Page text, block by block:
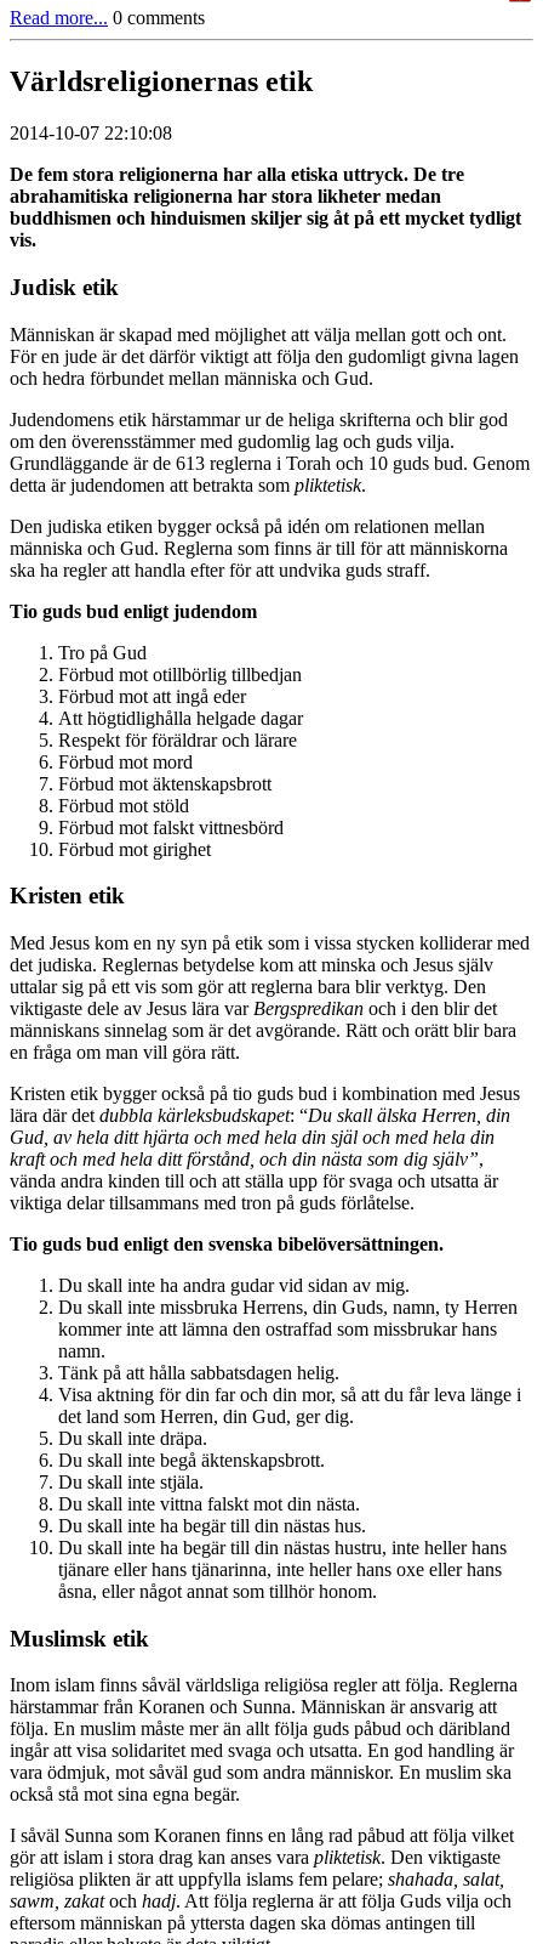
Read more... 0 comments
Världsreligionernas etik
2014-10-07 22:10:08
De fem stora religionerna har alla etiska uttryck. De tre
abrahamitiska religionerna har stora likheter medan
buddhismen och hinduismen skiljer sig åt på ett mycket tydligt
vis.
Judisk etik
Människan är skapad med möjlighet att välja mellan gott och ont.
För en jude är det därför viktigt att följa den gudomligt givna lagen
och hedra förbundet mellan människa och Gud.
Judendomens etik härstammar ur de heliga skrifterna och blir god
om den överensstämmer med gudomlig lag och guds vilja.
Grundläggande är de 613 reglerna i Torah och 10 guds bud. Genom
detta är judendomen att betrakta som pliktetisk.
Den judiska etiken bygger också på idén om relationen mellan
människa och Gud. Reglerna som finns är till för att människorna
ska ha regler att handla efter för att undvika guds straff.
Tio guds bud enligt judendom
Tro på Gud
Förbud mot otillbörlig tillbedjan
Förbud mot att ingå eder
Att högtidlighålla helgade dagar
Respekt för föräldrar och lärare
Förbud mot mord
Förbud mot äktenskapsbrott
Förbud mot stöld
Förbud mot falskt vittnesbörd
Förbud mot girighet
Kristen etik
Med Jesus kom en ny syn på etik som i vissa stycken kolliderar med
det judiska. Reglernas betydelse kom att minska och Jesus själv
uttalar sig på ett vis som gör att reglerna bara blir verktyg. Den
viktigaste dele av Jesus lära var Bergspredikan och i den blir det
människans sinnelag som är det avgörande. Rätt och orätt blir bara
en fråga om man vill göra rätt.
Kristen etik bygger också på tio guds bud i kombination med Jesus
lära där det dubbla kärleksbudskapet: “Du skall älska Herren, din
Gud, av hela ditt hjärta och med hela din själ och med hela din
kraft och med hela ditt förstånd, och din nästa som dig själv”,
vända andra kinden till och att ställa upp för svaga och utsatta är
viktiga delar tillsammans med tron på guds förlåtelse.
Tio guds bud enligt den svenska bibelöversättningen.
Du skall inte ha andra gudar vid sidan av mig.
Du skall inte missbruka Herrens, din Guds, namn, ty Herren
kommer inte att lämna den ostraffad som missbrukar hans
namn.
Tänk på att hålla sabbatsdagen helig.
Visa aktning för din far och din mor, så att du får leva länge i
det land som Herren, din Gud, ger dig.
Du skall inte dräpa.
Du skall inte begå äktenskapsbrott.
Du skall inte stjäla.
Du skall inte vittna falskt mot din nästa.
Du skall inte ha begär till din nästas hus.
Du skall inte ha begär till din nästas hustru, inte heller hans
tjänare eller hans tjänarinna, inte heller hans oxe eller hans
åsna, eller något annat som tillhör honom.
Muslimsk etik
Inom islam finns såväl världsliga religiösa regler att följa. Reglerna
härstammar från Koranen och Sunna. Människan är ansvarig att
följa. En muslim måste mer än allt följa guds påbud och däribland
ingår att visa solidaritet med svaga och utsatta. En god handling är
vara ödmjuk, mot såväl gud som andra människor. En muslim ska
också stå mot sina egna begär.
I såväl Sunna som Koranen finns en lång rad påbud att följa vilket
gör att islam i stora drag kan anses vara pliktetisk. Den viktigaste
religiösa plikten är att uppfylla islams fem pelare; shahada, salat,
sawm, zakatoch hadj. Att följa reglerna är att följa Guds vilja och
eftersom människan på yttersta dagen ska dömas antingen till